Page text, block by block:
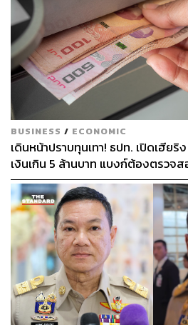
BUSINESS / ECONOMIC
เดินหน้าปราบทุนเทา! ธปท. เปิดเฮียริ
เงินเกิน 5 ล้านบาท แบงก์ต้องตรวจ